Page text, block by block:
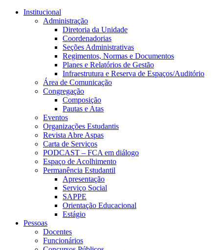
Conteúdo principal
Institucional
Administração
Diretoria da Unidade
Coordenadorias
Seções Administrativas
Regimentos, Normas e Documentos
Planes e Relatórios de Gestão
Infraestrutura e Reserva de Espaços/Auditório
Área de Comunicação
Congregação
Composição
Pautas e Atas
Eventos
Organizações Estudantis
Revista Abre Aspas
Carta de Serviços
PODCAST – FCA em diálogo
Espaço de Acolhimento
Permanência Estudantil
Apresentação
Serviço Social
SAPPE
Orientação Educacional
Estágio
Pessoas
Docentes
Funcionários